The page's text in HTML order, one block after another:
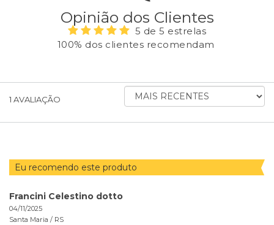
Opinião dos Clientes
5 de 5 estrelas
100% dos clientes recomendam
1 AVALIAÇÃO
ORDENAR
AVALIAÇÕES
Eu recomendo este produto
Francini Celestino dotto
04/11/2025
Santa Maria / RS